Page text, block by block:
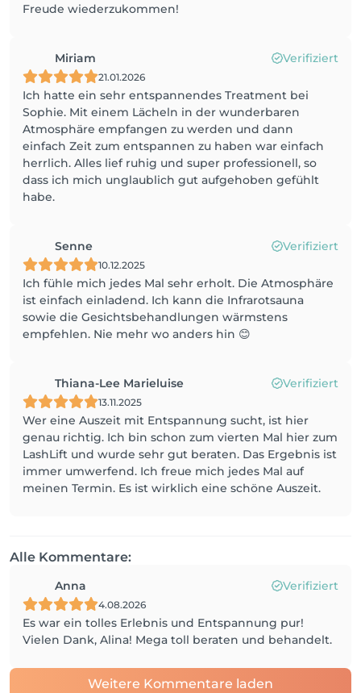
Freude wiederzukommen!
Miriam Verifiziert
21.01.2026
Ich hatte ein sehr entspannendes Treatment bei
Sophie. Mit einem Lächeln in der wunderbaren
Atmosphäre empfangen zu werden und dann
einfach Zeit zum entspannen zu haben war einfach
herrlich. Alles lief ruhig und super professionell, so
dass ich mich unglaublich gut aufgehoben gefühlt
habe.
Senne Verifiziert
10.12.2025
Ich fühle mich jedes Mal sehr erholt. Die Atmosphäre
ist einfach einladend. Ich kann die Infrarotsauna
sowie die Gesichtsbehandlungen wärmstens
empfehlen. Nie mehr wo anders hin 😊
Thiana-Lee Marieluise Verifiziert
13.11.2025
Wer eine Auszeit mit Entspannung sucht, ist hier
genau richtig. Ich bin schon zum vierten Mal hier zum
LashLift und wurde sehr gut beraten. Das Ergebnis ist
immer umwerfend. Ich freue mich jedes Mal auf
meinen Termin. Es ist wirklich eine schöne Auszeit.
Alle Kommentare:
Anna Verifiziert
4.08.2026
Es war ein tolles Erlebnis und Entspannung pur!
Vielen Dank, Alina! Mega toll beraten und behandelt.
Weitere Kommentare laden